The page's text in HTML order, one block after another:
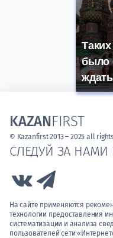
было
СЛЕДУЙ ЗА НАМИ
Link to Vk
На сайте применяются
технологии предоставления
систематизации и анализа
пользователей сети
KAZANFIRST
© Kazanfirst 2013 – 2025 all